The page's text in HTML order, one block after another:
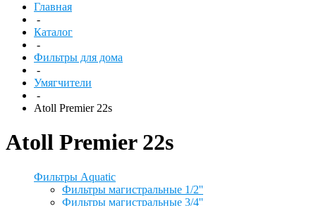
Главная
-
Каталог
-
Фильтры для дома
-
Умягчители
-
Atoll Premier 22s
Atoll Premier 22s
Фильтры Aquatic
Фильтры магистральные 1/2''
Фильтры магистральные 3/4''